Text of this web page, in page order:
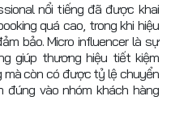
nổi tiếng đã được khai
quá cao, trong khi hiệu
bảo. Micro influencer là sự
giúp thương hiệu tiết kiệm
mà còn có được tỷ lệ chuyển
vào nhóm khách hàng